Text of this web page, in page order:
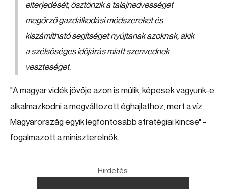
elterjedését, ösztönzik a talajnedvességet
megőrző gazdálkodási módszereket és
kiszámítható segítséget nyújtanak azoknak, akik
a szélsőséges időjárás miatt szenvednek
veszteséget.
"A magyar vidék jövője azon is múlik, képesek vagyunk-e
alkalmazkodni a megváltozott éghajlathoz, mert a víz
Magyarország egyik legfontosabb stratégiai kincse" -
fogalmazott a miniszterelnök.
Hirdetés